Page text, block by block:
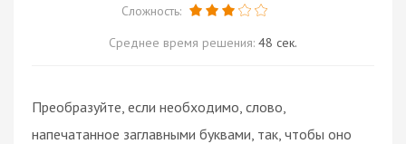
Сложность:
Среднее время решения: 48 сек.
Преобразуйте, если необходимо, слово,
напечатанное заглавными буквами, так, чтобы оно